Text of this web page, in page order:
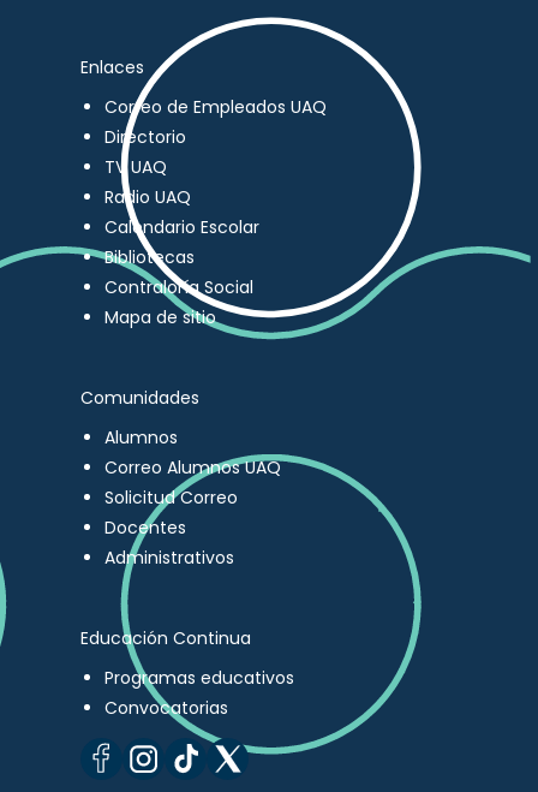
Enlaces
Correo de Empleados UAQ
Directorio
TV UAQ
Radio UAQ
Calendario Escolar
Bibliotecas
Contraloría Social
Mapa de sitio
Comunidades
Alumnos
Correo Alumnos UAQ
Solicitud Correo
Docentes
Administrativos
Educación Continua
Programas educativos
Convocatorias